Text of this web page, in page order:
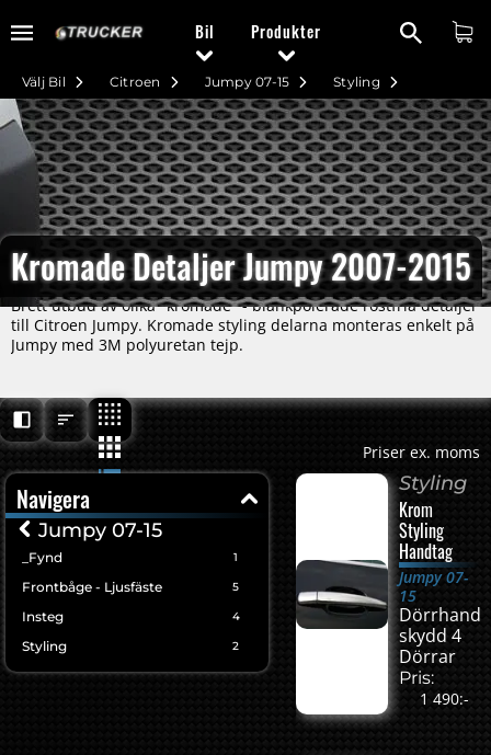
Bil Produkter
Styling
Jumpy 07-15
Citroen
Välj Bil
Kromade Detaljer Jumpy 2007-2015
Brett utbud av olika "kromade" - blankpolerade rostfria detaljer
till Citroen Jumpy. Kromade styling delarna monteras enkelt på
Jumpy med 3M polyuretan tejp.
Priser ex. moms
Navigera
Jumpy 07-15
_Fynd 1
Frontbåge - Ljusfäste 5
Insteg 4
Styling 2
Styling
Krom
Styling
Handtag
Jumpy 07-
15
skydd 4
Dörrar
Pris:
1 490:-